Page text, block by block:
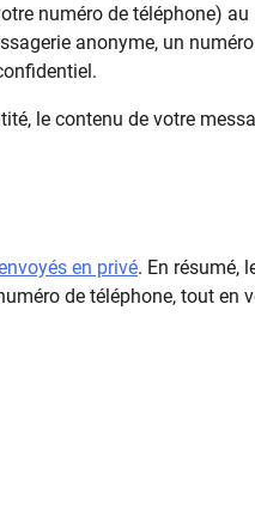
numéro de téléphone) au
anonyme, un numéro
le contenu de votre
en privé. En résumé,
de téléphone, tout en